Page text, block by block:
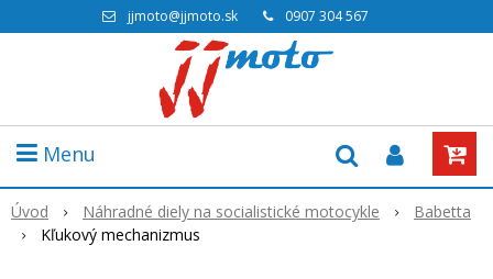
jjmoto@jjmoto.sk 0907 304 567
Menu
Úvod Náhradné diely na socialistické motocykle
Babetta
Kľukový mechanizmus